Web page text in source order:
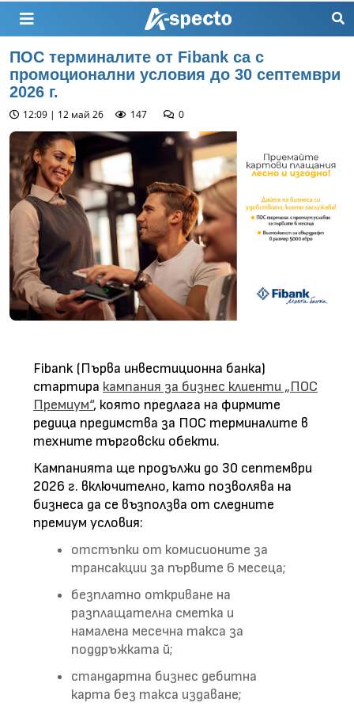
ПОС терминалите от Fibank са с
промоционални условия до 30 септември
2026 г.
12:09 | 12 май 26 147 0
Fibank (Първа инвестиционна банка)
стартира кампания за бизнес клиенти „ПОС
Премиум“, която предлага на фирмите
редица предимства за ПОС терминалите в
техните търговски обекти.
Кампанията ще продължи до 30 септември
2026 г. включително, като позволява на
бизнеса да се възползва от следните
премиум условия:
отстъпки от комисионите за
трансакции за първите 6 месеца;
безплатно откриване на
разплащателна сметка и
намалена месечна такса за
поддръжката й;
стандартна бизнес дебитна
карта без такса издаване;